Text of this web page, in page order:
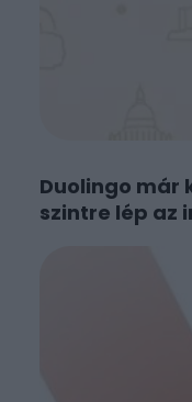
Duolingo már
szintre lép az